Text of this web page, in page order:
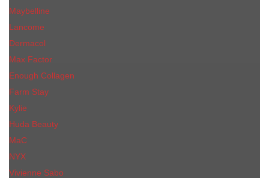
Maybelline
Lancome
Dermacol
Max Factor
Enough Collagen
Farm Stay
Kylie
Huda Beauty
МаС
NYX
Vivienne Sabo